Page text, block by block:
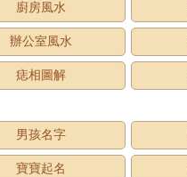
廚房風水
辦公室風水
痣相圖解
男孩名字
寶寶起名